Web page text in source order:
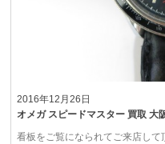
2016年12月26日
オメガ スピードマスター 買取 大
看板をご覧になられてご来店して頂きました。 お持ち